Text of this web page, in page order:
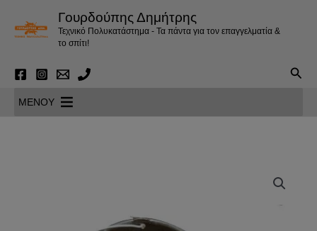
περιεχόμενο
Γουρδούπης Δημήτρης
Τεχνικό Πολυκατάστημα - Τα πάντα για τον επαγγελματία &
το σπίτι!
MENOY